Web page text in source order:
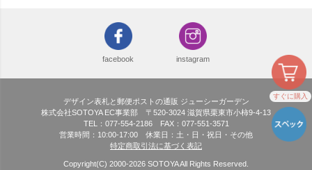
すぐに購入
facebook instagram
デザイン表札と郵便ポストの通販 ジューシーガーデン
株式会社SOTOYA EC事業部 〒520-3024 滋賀県栗東市小柿9-4-13
TEL：077-554-2186 FAX：077-551-3571
営業時間：10:00-17:00 休業日：土・日・祝日・その他
特定商取引法に基づく表記
Copyright(C) 2000-2026 SOTOYA All Rights Reserved.